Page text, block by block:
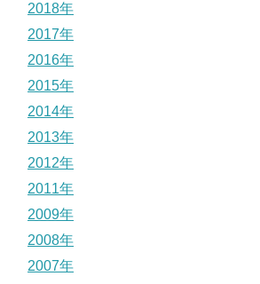
2018年
2017年
2016年
2015年
2014年
2013年
2012年
2011年
2009年
2008年
2007年